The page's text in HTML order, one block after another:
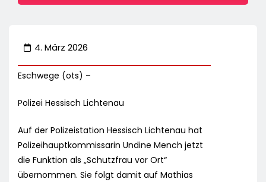
4. März 2026
Eschwege (ots) –
Polizei Hessisch Lichtenau
Auf der Polizeistation Hessisch Lichtenau hat
Polizeihauptkommissarin Undine Mench jetzt
die Funktion als „Schutzfrau vor Ort“
übernommen. Sie folgt damit auf Mathias